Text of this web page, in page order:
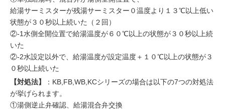
給湯サーミスターが残湯サーミスター０温度より１３℃以上低い
状態が３０秒以上続いた（２回）
②-1水側全開位置で給湯温度が６０℃以上の状態が３０秒以上続
いた
②-2水設定以外で、給湯温度が設定温度＋１０℃以上の状態が３
０秒以上続いた
【対処法】
：KB,FB,WB,KCシリーズの場合は以下の7つの対処法
が挙げられます。
①湯側逆止弁確認、給湯混合弁交換